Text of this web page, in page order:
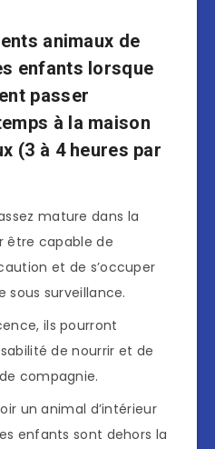
animaux de
enfants lorsque
passer
à la maison
(3 à 4 heures par
mature dans la
être capable de
et de s’occuper
sous surveillance.
ils pourront
de nourrir et de
compagnie.
un animal d’intérieur
enfants sont dehors la